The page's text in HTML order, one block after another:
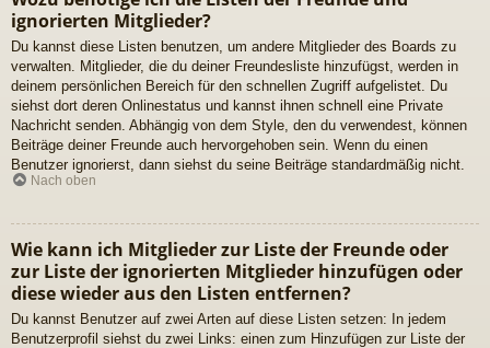
ignorierten Mitglieder?
Du kannst diese Listen benutzen, um andere Mitglieder des Boards zu
verwalten. Mitglieder, die du deiner Freundesliste hinzufügst, werden in
deinem persönlichen Bereich für den schnellen Zugriff aufgelistet. Du
siehst dort deren Onlinestatus und kannst ihnen schnell eine Private
Nachricht senden. Abhängig von dem Style, den du verwendest, können
Beiträge deiner Freunde auch hervorgehoben sein. Wenn du einen
Benutzer ignorierst, dann siehst du seine Beiträge standardmäßig nicht.
Nach oben
Wie kann ich Mitglieder zur Liste der Freunde oder
zur Liste der ignorierten Mitglieder hinzufügen oder
diese wieder aus den Listen entfernen?
Du kannst Benutzer auf zwei Arten auf diese Listen setzen: In jedem
Benutzerprofil siehst du zwei Links: einen zum Hinzufügen zur Liste der